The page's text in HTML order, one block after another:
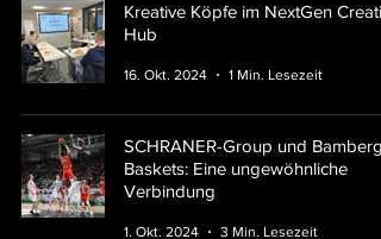
Kreative Köpfe im NextGen
Hub
16. Okt. 2024 1 Min. Lesezeit
SCHRANER-Group und Bamberg
Baskets: Eine ungewöhnliche
Verbindung
1. Okt. 2024 3 Min. Lesezeit